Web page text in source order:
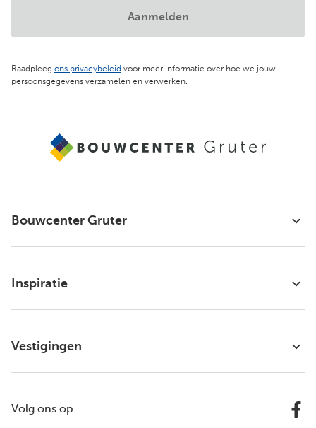
Raadpleeg ons privacybeleid voor meer informatie over hoe we jouw
persoonsgegevens verzamelen en verwerken.
Aanmelden
Bouwcenter Gruter
Inspiratie
Vestigingen
Volg ons op